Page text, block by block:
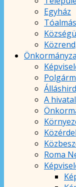
Egyház
A
Roma